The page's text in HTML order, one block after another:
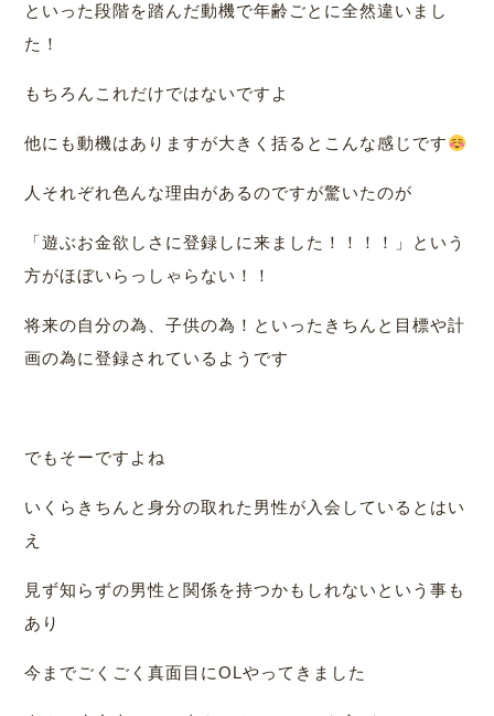
といった段階を踏んだ動機で年齢ごとに全然違いまし
た！
もちろんこれだけではないですよ
他にも動機はありますが大きく括るとこんな感じです
人それぞれ色んな理由があるのですが驚いたのが
「遊ぶお金欲しさに登録しに来ました！！！！」という
方がほぼいらっしゃらない！！
将来の自分の為、子供の為！といったきちんと目標や計
画の為に登録されているようです
でもそーですよね
いくらきちんと身分の取れた男性が入会しているとはい
え
見ず知らずの男性と関係を持つかもしれないという事も
あり
今までごくごく真面目にOLやってきました